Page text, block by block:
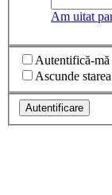
Am uitat
Autentifică-mă
Ascunde